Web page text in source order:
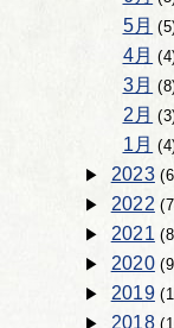
5月
4月
3月
2月
1月
2023
2022
2021
2020
2019
2018